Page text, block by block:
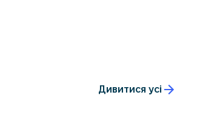
Дивитися усі